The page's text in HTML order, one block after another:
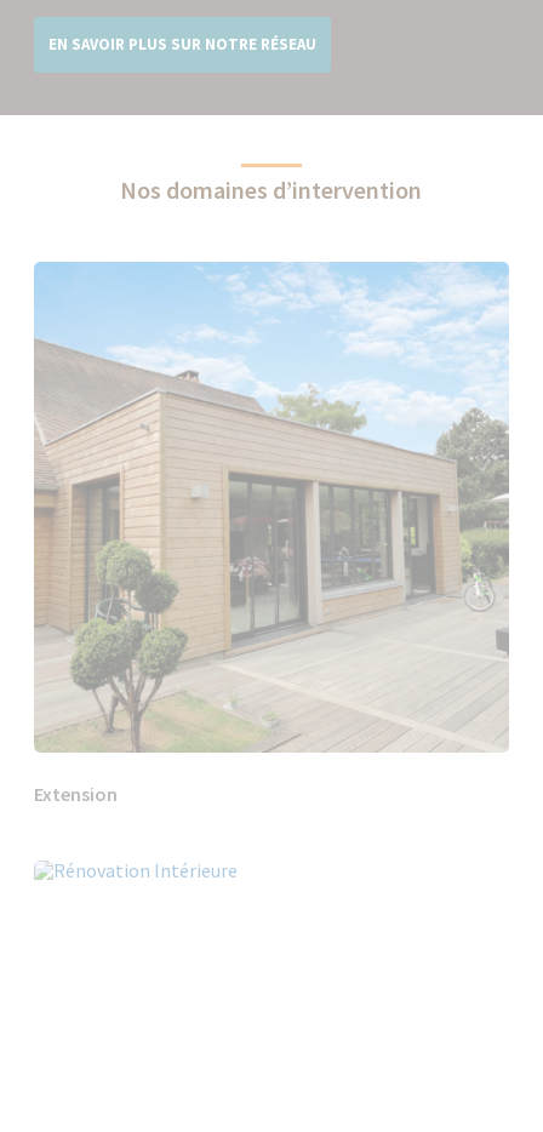
EN SAVOIR PLUS SUR NOTRE RÉSEAU
Nos domaines d’intervention
Extension